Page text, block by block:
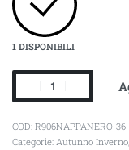
1 DISPONIBILI
R906NAPPANERO-36
Categorie: Autunno Inverno